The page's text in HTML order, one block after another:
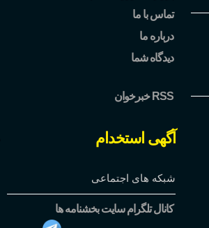
تماس با ما
درباره ما
دیدگاه شما
خبرخوان RSS
آگهی استخدام
شبکه های اجتماعی
کانال تلگرام سایت بخشنامه ها